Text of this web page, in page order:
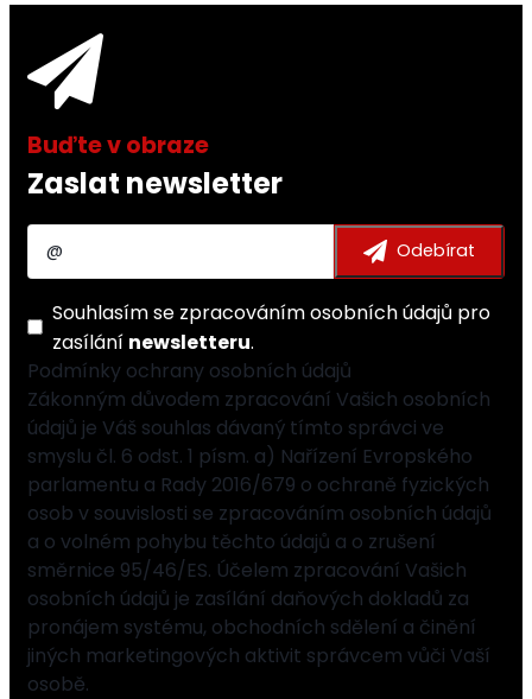
Zaslat newsletter
Souhlasím se zpracováním osobních údajů pro
zasílání newsletteru.
Podmínky ochrany osobních údajů
Zákonným důvodem zpracování Vašich osobních
údajů je Váš souhlas dávaný tímto správci ve
smyslu čl. 6 odst. 1 písm. a) Nařízení Evropského
parlamentu a Rady 2016/679 o ochraně fyzických
osob v souvislosti se zpracováním osobních údajů
a o volném pohybu těchto údajů a o zrušení
směrnice 95/46/ES. Účelem zpracování Vašich
osobních údajů je zasílání daňových dokladů za
pronájem systému, obchodních sdělení a činění
jiných marketingových aktivit správcem vůči Vaší
osobě.